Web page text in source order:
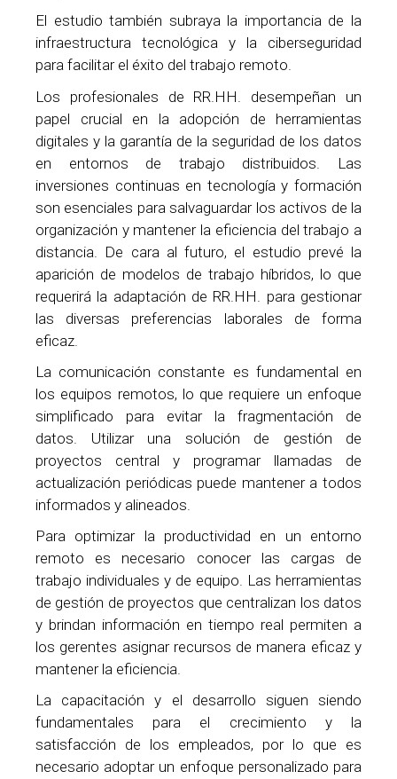
El estudio también subraya la importancia de la
infraestructura tecnológica y la ciberseguridad
para facilitar el éxito del trabajo remoto.
Los profesionales de RR.HH. desempeñan un
papel crucial en la adopción de herramientas
digitales y la garantía de la seguridad de los datos
en entornos de trabajo distribuidos. Las
inversiones continuas en tecnología y formación
son esenciales para salvaguardar los activos de la
organización y mantener la eficiencia del trabajo a
distancia. De cara al futuro, el estudio prevé la
aparición de modelos de trabajo híbridos, lo que
requerirá la adaptación de RR.HH. para gestionar
las diversas preferencias laborales de forma
eficaz.
La comunicación constante es fundamental en
los equipos remotos, lo que requiere un enfoque
simplificado para evitar la fragmentación de
datos. Utilizar una solución de gestión de
proyectos central y programar llamadas de
actualización periódicas puede mantener a todos
informados y alineados.
Para optimizar la productividad en un entorno
remoto es necesario conocer las cargas de
trabajo individuales y de equipo. Las herramientas
de gestión de proyectos que centralizan los datos
y brindan información en tiempo real permiten a
los gerentes asignar recursos de manera eficaz y
mantener la eficiencia.
La capacitación y el desarrollo siguen siendo
fundamentales para el crecimiento y la
satisfacción de los empleados, por lo que es
necesario adoptar un enfoque personalizado para